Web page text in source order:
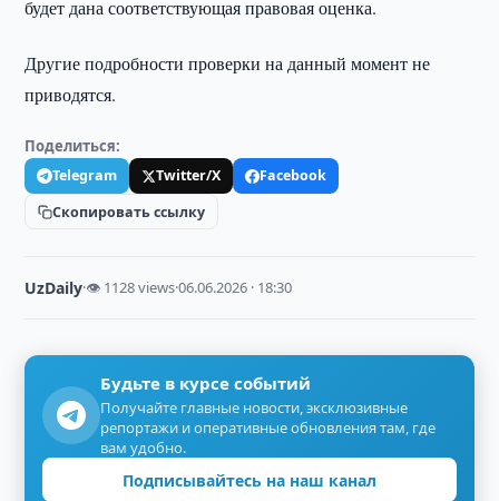
будет дана соответствующая правовая оценка.
Другие подробности проверки на данный момент не
приводятся.
Поделиться:
Telegram Twitter/X
Facebook
Скопировать ссылку
UzDaily·👁 1128 views·06.06.2026 · 18:30
Будьте в курсе событий
Получайте главные новости, эксклюзивные
репортажи и оперативные обновления там, где
вам удобно.
Подписывайтесь на наш канал